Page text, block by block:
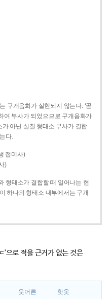
구개음화가 실현되지 않는다. ‘곧
여 부사가 되었으므로 구개음화가
가 아닌 실질 형태소 부사가 결합
다.
접미사)
)
형태소가 결합할 때 일어나는 현
하나의 형태소 내부에서는 구개
’으로 적을 근거가 없는 것은
웃어른
핫옷